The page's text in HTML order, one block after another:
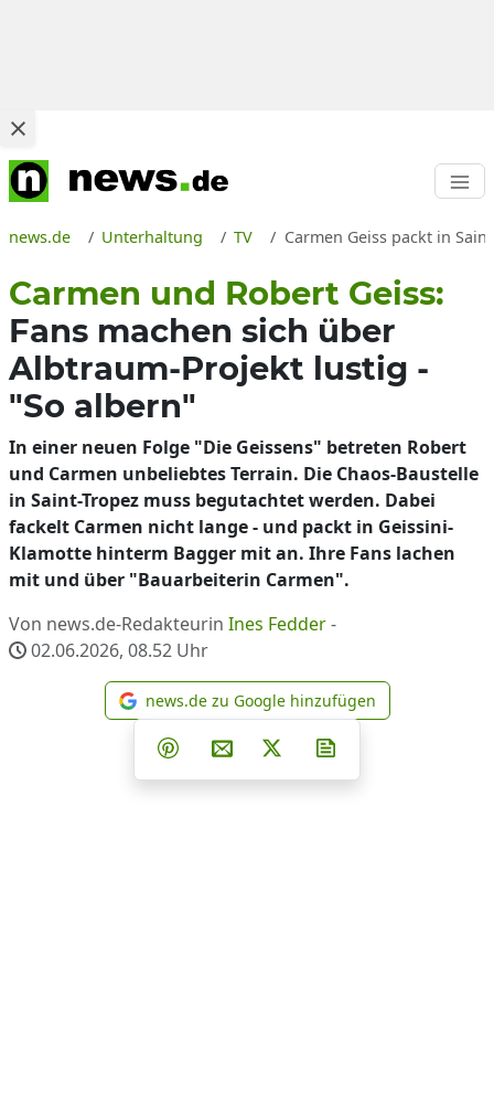
news.de Unterhaltung TV Carmen Geiss packt in
Carmen und Robert Geiss:
Fans machen sich über
Albtraum-Projekt lustig -
"So albern"
In einer neuen Folge "Die Geissens" betreten Robert
und Carmen unbeliebtes Terrain. Die Chaos-Baustelle
in Saint-Tropez muss begutachtet werden. Dabei
fackelt Carmen nicht lange - und packt in Geissini-
Klamotte hinterm Bagger mit an. Ihre Fans lachen
mit und über "Bauarbeiterin Carmen".
Von news.de-Redakteurin Ines Fedder-
02.06.2026, 08.52 Uhr
news.de zu Google
news.de zu Google hinzufügen
Teilen auf Facebook
Teilen auf Whatsapp
Teilen auf Telegram
Teilen auf Pinterest
Per E-Mail teilen
Post auf X